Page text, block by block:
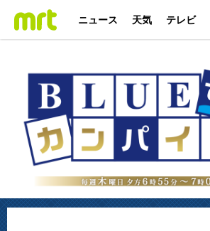
ニュース 天気 テレビ